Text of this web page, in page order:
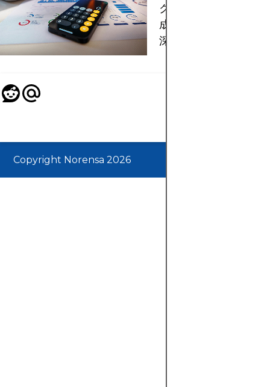
クシャー・ハサウェ
成におけるその知的
深く掘り下げる。
Copyright Norensa 2026